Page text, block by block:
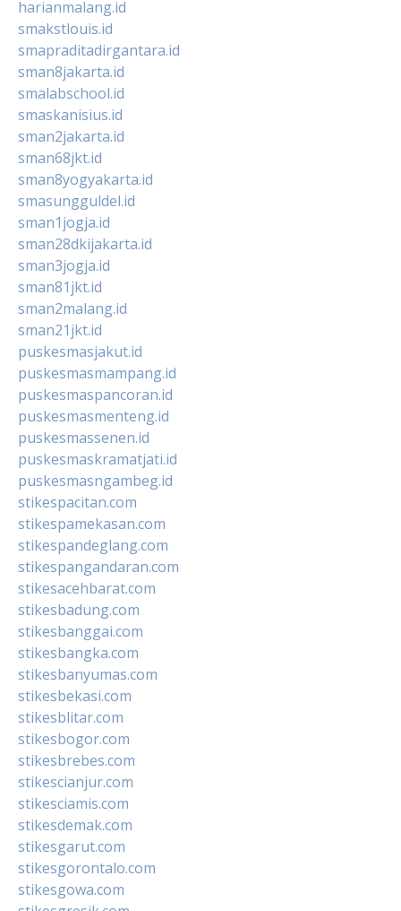
harianmalang.id
smakstlouis.id
smapraditadirgantara.id
sman8jakarta.id
smalabschool.id
smaskanisius.id
sman2jakarta.id
sman68jkt.id
sman8yogyakarta.id
smasungguldel.id
sman1jogja.id
sman28dkijakarta.id
sman3jogja.id
sman81jkt.id
sman2malang.id
sman21jkt.id
puskesmasjakut.id
puskesmasmampang.id
puskesmaspancoran.id
puskesmasmenteng.id
puskesmassenen.id
puskesmaskramatjati.id
puskesmasngambeg.id
stikespacitan.com
stikespamekasan.com
stikespandeglang.com
stikespangandaran.com
stikesacehbarat.com
stikesbadung.com
stikesbanggai.com
stikesbangka.com
stikesbanyumas.com
stikesbekasi.com
stikesblitar.com
stikesbogor.com
stikesbrebes.com
stikescianjur.com
stikesciamis.com
stikesdemak.com
stikesgarut.com
stikesgorontalo.com
stikesgowa.com